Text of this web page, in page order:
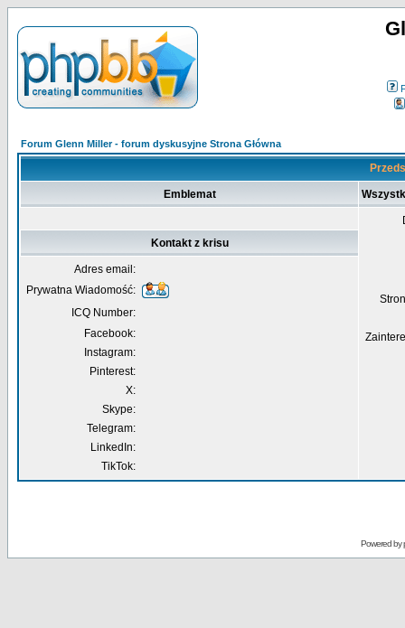
Forum Glenn Miller - forum dyskusyjne Strona Główna
Emblemat
Kontakt z krisu
Adres email:
Prywatna Wiadomość:
ICQ Number:
Facebook:
Instagram:
Pinterest:
X:
Skype:
Telegram:
LinkedIn:
TikTok:
Powered by